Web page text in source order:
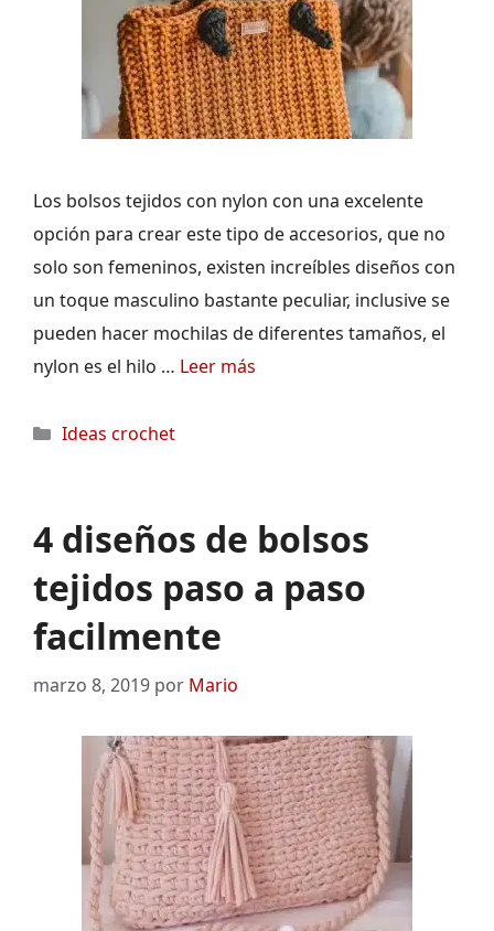
Los bolsos tejidos con nylon con una excelente
opción para crear este tipo de accesorios, que no
solo son femeninos, existen increíbles diseños con
un toque masculino bastante peculiar, inclusive se
pueden hacer mochilas de diferentes tamaños, el
nylon es el hilo … Leer más
Categorías
Ideas crochet
4 diseños de bolsos
tejidos paso a paso
facilmente
marzo 8, 2019 por Mario